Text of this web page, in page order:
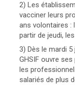
2) Les
vacciner leurs
ans volontaires :
partir de jeudi,
3) Dès le mardi
GHSIF ouvre
les
salariés de plus